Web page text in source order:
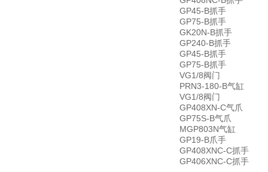
GP45-B抓手
GP75-B抓手
GK20N-B抓手
GP240-B抓手
GP45-B抓手
GP75-B抓手
VG1/8阀门
PRN3-180-B气缸
VG1/8阀门
GP408XN-C气爪
GP75S-B气爪
MGP803N气缸
GP19-B爪手
GP408XNC-C抓手
GP406XNC-C抓手